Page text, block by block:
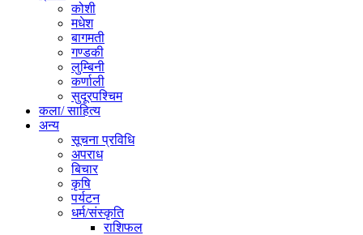
कोशी
मधेश
बागमती
गण्डकी
लुम्बिनी
कर्णाली
सुदूरपश्चिम
कला/ साहित्य
अन्य
सूचना प्रविधि
अपराध
बिचार
कृषि
पर्यटन
धर्म/संस्कृति
राशिफल